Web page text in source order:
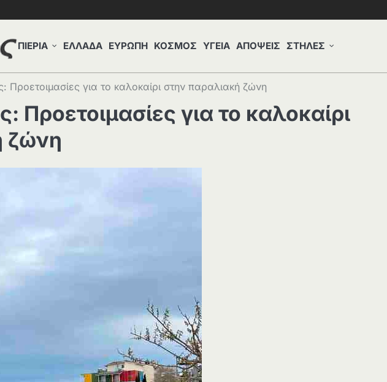
ΠΙΕΡΙΑ ΕΛΛΑΔΑ ΕΥΡΩΠΗ ΚΟΣΜΟΣ ΥΓΕΙΑ ΑΠΟΨΕΙΣ ΣΤΗΛΕΣ
Προετοιμασίες για το καλοκαίρι στην παραλιακή ζώνη
Προετοιμασίες για το καλοκαίρι
ζώνη